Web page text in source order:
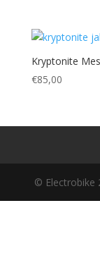
Kryptonite
€85,00
© Electrobike